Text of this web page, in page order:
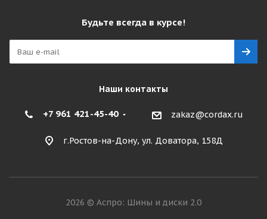
Будьте всегда в курсе!
Наши контакты
+7 961 421-45-40 zakaz@cordax.ru
г.Ростов-на-Дону, ул. Доватора, 158Д
2026 © Аспро: Шины и диски 2.0